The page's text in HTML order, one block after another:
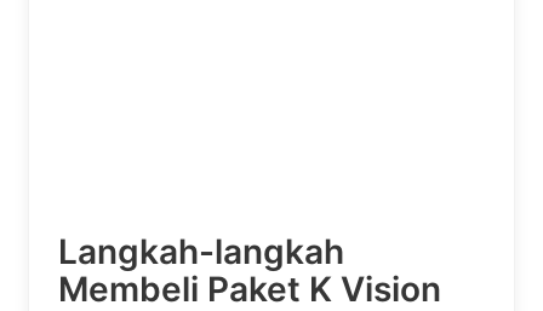
Langkah-langkah
Membeli Paket K Vision